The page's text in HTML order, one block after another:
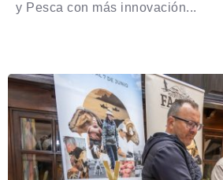
y Pesca con más innovación...